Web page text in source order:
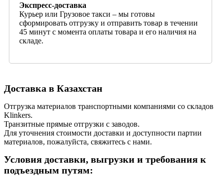
Экспресс-доставка
Курьер или Грузовое такси – мы готовы
сформировать отгрузку и отправить товар в течении
45 минут с момента оплаты товара и его наличия на
складе.
Доставка в Казахстан
Отгрузка материалов транспортными компаниями со складов
Klinkers.
Транзитные прямые отгрузки с заводов.
Для уточнения стоимости доставки и доступности партии
материалов, пожалуйста, свяжитесь с нами.
Условия доставки, выгрузки и требования к
подъездным путям: